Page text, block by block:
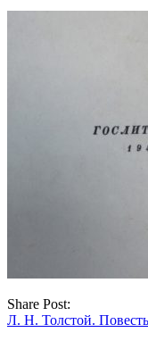
Share Post:
Л. Н. Толстой.